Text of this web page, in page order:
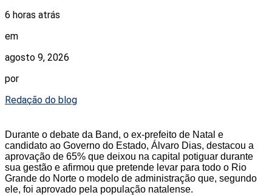
6 horas atrás
em
agosto 9, 2026
por
Redação do blog
Durante o debate da Band, o ex-prefeito de Natal e
candidato ao Governo do Estado, Álvaro Dias, destacou a
aprovação de 65% que deixou na capital potiguar durante
sua gestão e afirmou que pretende levar para todo o Rio
Grande do Norte o modelo de administração que, segundo
ele, foi aprovado pela população natalense.